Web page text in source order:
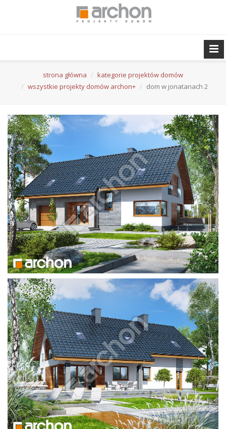
strona główna
kategorie projektów domów
wszystkie projekty domów archon+
dom w jonatanach 2